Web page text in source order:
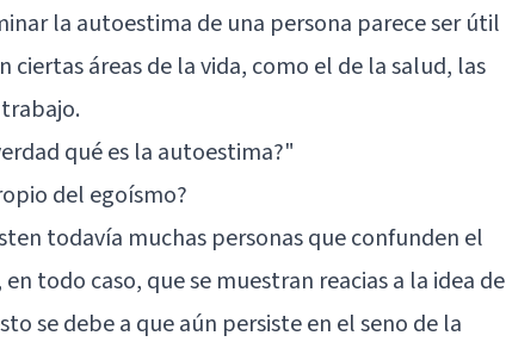
la autoestima de una persona parece ser útil
áreas de la vida, como el de la salud, las
qué es la autoestima?"
del egoísmo?
todavía muchas personas que confunden el
todo caso, que se muestran reacias a la idea de
se debe a que aún persiste en el seno de la